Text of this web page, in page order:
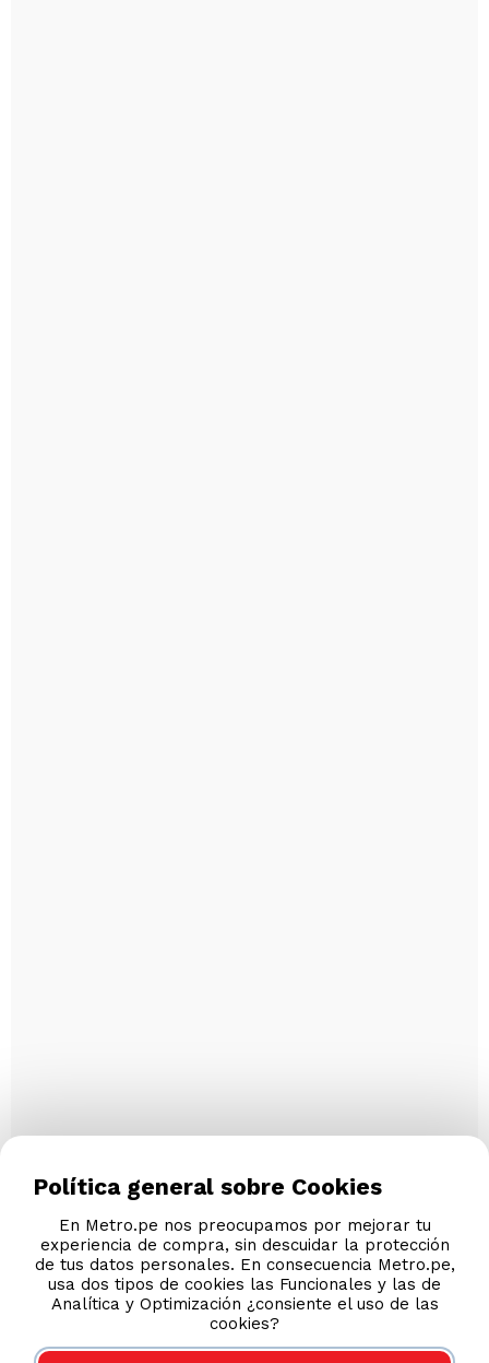
Política general sobre Cookies
En Metro.pe nos preocupamos por mejorar tu
experiencia de compra, sin descuidar la protección
de tus datos personales. En consecuencia Metro.pe,
usa dos tipos de cookies las Funcionales y las de
Analítica y Optimización ¿consiente el uso de las
cookies?